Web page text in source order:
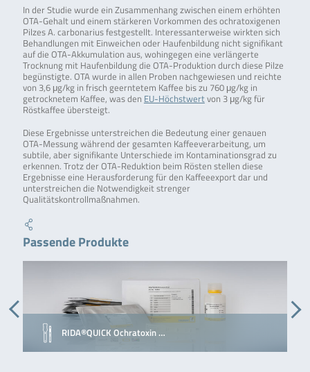
In der Studie wurde ein Zusammenhang zwischen einem erhöhten
OTA-Gehalt und einem stärkeren Vorkommen des ochratoxigenen
Pilzes A. carbonarius festgestellt. Interessanterweise wirkten sich
Behandlungen mit Einweichen oder Haufenbildung nicht signifikant
auf die OTA-Akkumulation aus, wohingegen eine verlängerte
Trocknung mit Haufenbildung die OTA-Produktion durch diese Pilze
begünstigte. OTA wurde in allen Proben nachgewiesen und reichte
von 3,6 μg/kg in frisch geerntetem Kaffee bis zu 760 μg/kg in
getrocknetem Kaffee, was den EU-Höchstwertvon 3 μg/kg für
Röstkaffee übersteigt.
Diese Ergebnisse unterstreichen die Bedeutung einer genauen
OTA-Messung während der gesamten Kaffeeverarbeitung, um
subtile, aber signifikante Unterschiede im Kontaminationsgrad zu
erkennen. Trotz der OTA-Reduktion beim Rösten stellen diese
Ergebnisse eine Herausforderung für den Kaffeeexport dar und
unterstreichen die Notwendigkeit strenger
Qualitätskontrollmaßnahmen.
Passende Produkte
RIDA®QUICK Ochratoxin …